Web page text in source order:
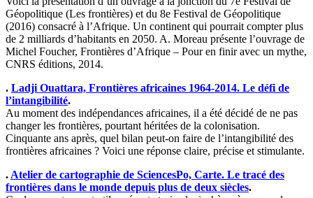
Géopolitique (Les frontières) et du 8e Festival de Géopolitique
(2016) consacré à l’Afrique. Un continent qui pourrait compter plus
de 2 milliards d’habitants en 2050. A. Moreau présente l’ouvrage de
Michel Foucher, Frontières d’Afrique – Pour en finir avec un mythe,
CNRS éditions, 2014.
. Ladji Ouattara, Frontières africaines 1964-2014. Le défi de
l’intangibilité.
Au moment des indépendances africaines, il a été décidé de ne pas
changer les frontières, pourtant héritées de la colonisation.
Cinquante ans après, quel bilan peut-on faire de l’intangibilité des
frontières africaines ? Voici une réponse claire, précise et stimulante.
.Atelier de cartographie de SciencesPo, Carte. Le tracé des
frontières dans le monde depuis plus de deux siècles.